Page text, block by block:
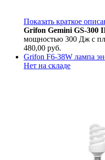
Показать краткое
Grifon Gemini GS-300
мощностью 300 Дж с
480,00 руб.
Grifon F6-38W лампа
Нет на складе